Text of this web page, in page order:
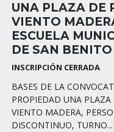
UNA PLAZA DE
VIENTO
ESCUELA
DE SAN BENITO
INSCRIPCIÓN CERRADA
BASES DE LA
PROPIEDAD UNA PLAZA
VIENTO MADERA,
DISCONTINUO, TURNO...